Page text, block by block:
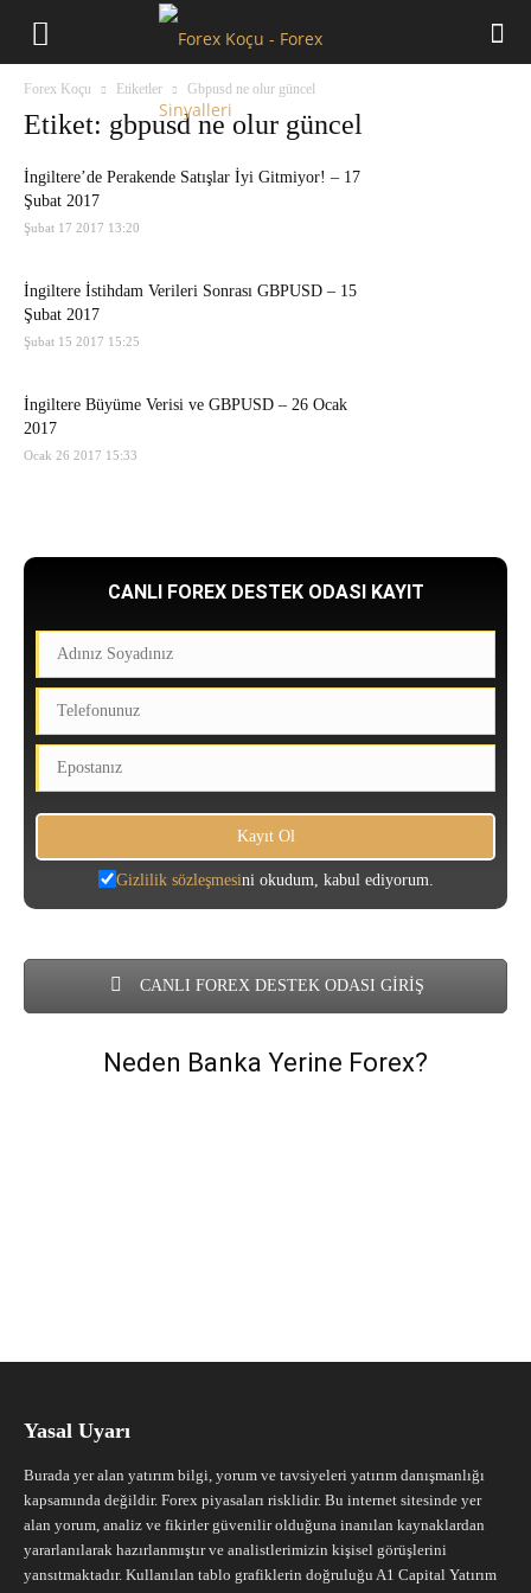
Forex Koçu Etiketler Gbpusd ne olur güncel
Etiket: gbpusd ne olur güncel
İngiltere’de Perakende Satışlar İyi Gitmiyor! – 17
Şubat 2017
Şubat 17 2017 13:20
İngiltere İstihdam Verileri Sonrası GBPUSD – 15
Şubat 2017
Şubat 15 2017 15:25
İngiltere Büyüme Verisi ve GBPUSD – 26 Ocak
2017
Ocak 26 2017 15:33
CANLI FOREX DESTEK ODASI KAYIT
Gizlilik sözleşmesini okudum, kabul ediyorum.
CANLI FOREX DESTEK ODASI GİRİŞ
Neden Banka Yerine Forex?
Yasal Uyarı
Burada yer alan yatırım bilgi, yorum ve tavsiyeleri yatırım danışmanlığı
kapsamında değildir. Forex piyasaları risklidir. Bu internet sitesinde yer
alan yorum, analiz ve fikirler güvenilir olduğuna inanılan kaynaklardan
yararlanılarak hazırlanmıştır ve analistlerimizin kişisel görüşlerini
yansıtmaktadır. Kullanılan tablo grafiklerin doğruluğu A1 Capital Yatırım